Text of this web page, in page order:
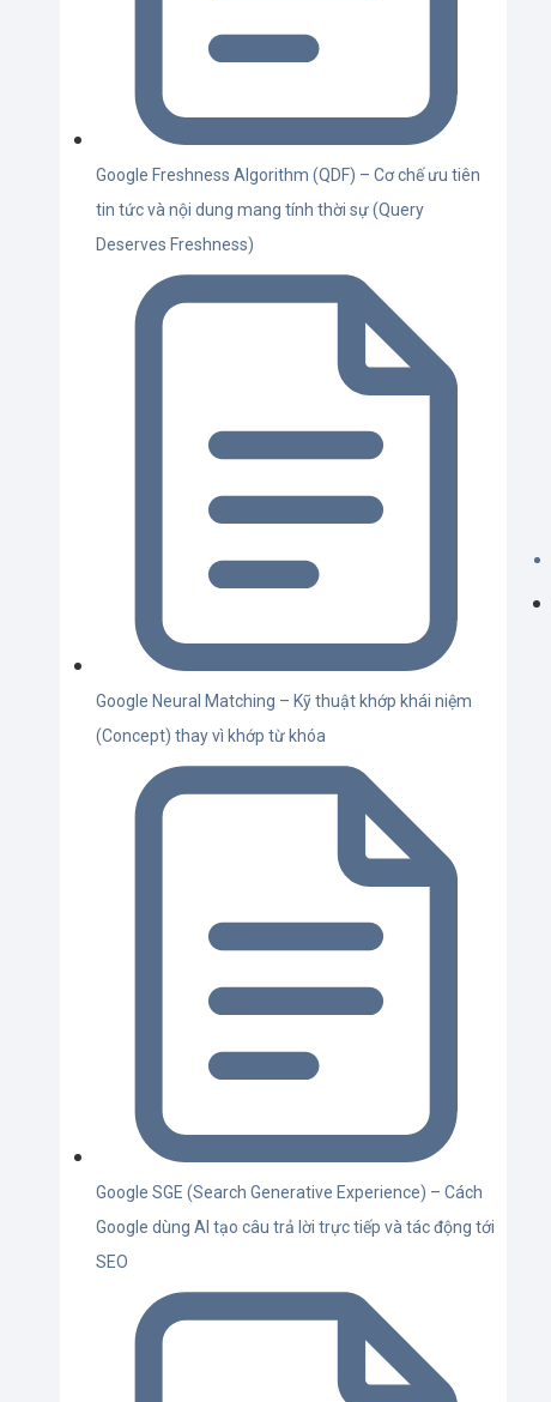
Google Freshness Algorithm (QDF) – Cơ chế ưu tiên
tin tức và nội dung mang tính thời sự (Query
Deserves Freshness)
Google Neural Matching – Kỹ thuật khớp khái niệm
(Concept) thay vì khớp từ khóa
Google SGE (Search Generative Experience) – Cách
Google dùng AI tạo câu trả lời trực tiếp và tác động tới
SEO